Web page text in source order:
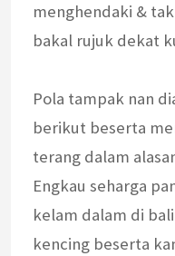
menghendaki &
bakal rujuk dekat
Pola tampak nan
berikut beserta
terang dalam
Engkau seharga
kelam dalam di
kencing beserta